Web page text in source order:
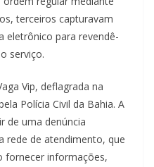
terceiros capturavam
eletrônico para revendê-
serviço.
Vip, deflagrada na
Polícia Civil da Bahia. A
de uma denúncia
rede de atendimento, que
fornecer informações,